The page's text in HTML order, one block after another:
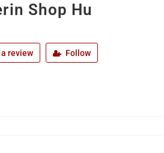
Shop Hu
review Follow